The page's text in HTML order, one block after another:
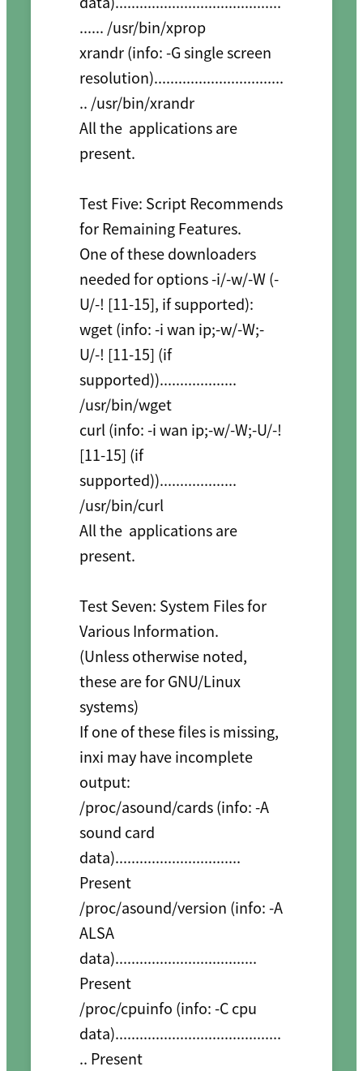
...... /usr/bin/xprop
xrandr (info: -G single screen
resolution)................................
.. /usr/bin/xrandr
All the  applications are
present.
Test Five: Script Recommends
for Remaining Features.
One of these downloaders
needed for options -i/-w/-W (-
U/-! [11-15], if supported):
wget (info: -i wan ip;-w/-W;-
U/-! [11-15] (if
supported))...................
/usr/bin/wget
curl (info: -i wan ip;-w/-W;-U/-!
[11-15] (if
supported))...................
/usr/bin/curl
All the  applications are
present.
Test Seven: System Files for
Various Information.
(Unless otherwise noted,
these are for GNU/Linux
systems)
If one of these files is missing,
inxi may have incomplete
output:
/proc/asound/cards (info: -A
sound card
data)...............................
Present
/proc/asound/version (info: -A
ALSA
data)...................................
Present
/proc/cpuinfo (info: -C cpu
data).........................................
.. Present